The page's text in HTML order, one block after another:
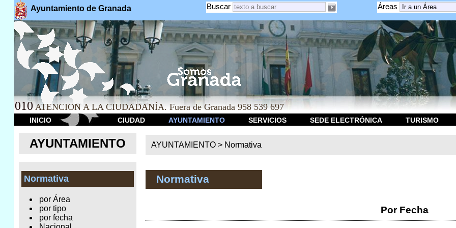
Ayuntamiento de Granada Áreas
Buscar
010 ATENCION A LA CIUDADANÍA. Fuera de Granada 958 539 697
INICIO CIUDAD AYUNTAMIENTO SERVICIOS SEDE ELECTRÓNICA TURISMO
AYUNTAMIENTO
Normativa
por Área
por tipo
por fecha
AYUNTAMIENTO > Normativa
Normativa
Por Fecha